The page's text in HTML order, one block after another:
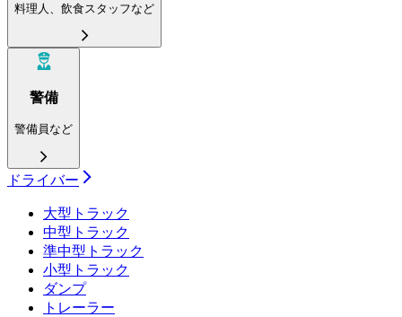
料理人、飲食スタッフなど
警備
警備員など
ドライバー
大型トラック
中型トラック
準中型トラック
小型トラック
ダンプ
トレーラー